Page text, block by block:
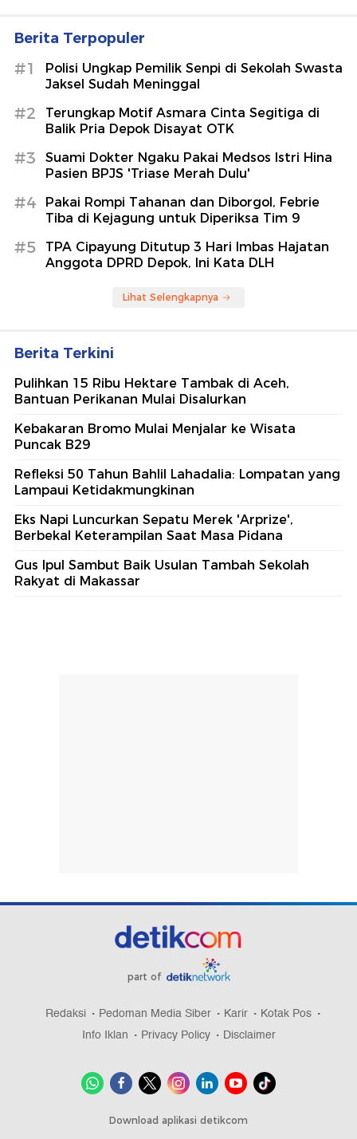
Berita Terpopuler
#1
Polisi Ungkap Pemilik Senpi di Sekolah Swasta
Jaksel Sudah Meninggal
#2
Terungkap Motif Asmara Cinta Segitiga di
Balik Pria Depok Disayat OTK
#3
Suami Dokter Ngaku Pakai Medsos Istri Hina
Pasien BPJS 'Triase Merah Dulu'
#4
Pakai Rompi Tahanan dan Diborgol, Febrie
Tiba di Kejagung untuk Diperiksa Tim 9
#5
TPA Cipayung Ditutup 3 Hari Imbas Hajatan
Anggota DPRD Depok, Ini Kata DLH
Lihat Selengkapnya
Berita Terkini
Pulihkan 15 Ribu Hektare Tambak di Aceh,
Bantuan Perikanan Mulai Disalurkan
Kebakaran Bromo Mulai Menjalar ke Wisata
Puncak B29
Refleksi 50 Tahun Bahlil Lahadalia: Lompatan yang
Lampaui Ketidakmungkinan
Eks Napi Luncurkan Sepatu Merek 'Arprize',
Berbekal Keterampilan Saat Masa Pidana
Gus Ipul Sambut Baik Usulan Tambah Sekolah
Rakyat di Makassar
part of
Redaksi Pedoman Media Siber Karir
Kotak Pos
Info Iklan
Privacy Policy Disclaimer
Download aplikasi detikcom